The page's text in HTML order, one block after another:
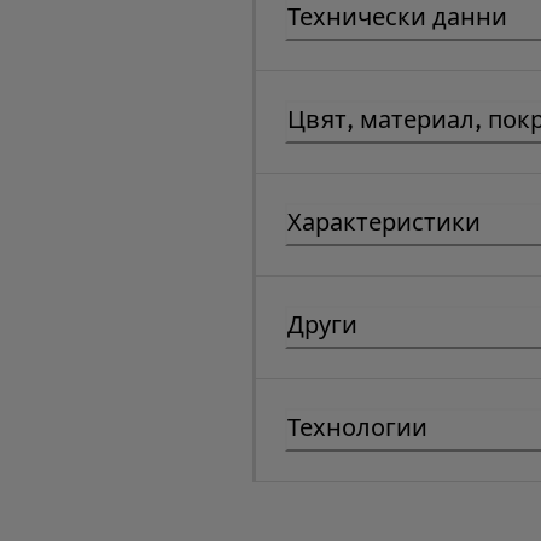
Технически данни
Цвят, материал,
Характеристики
Други
Технологии